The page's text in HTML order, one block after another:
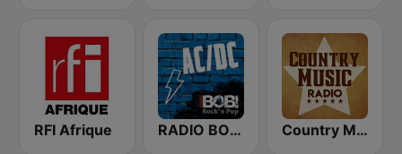
RFI Afrique RADIO BOB! ACDC Country Music Radio - Classic Country